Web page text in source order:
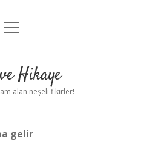
Uyarı
menüyü
Hikaye
alan neşeli fikirler!
gelir